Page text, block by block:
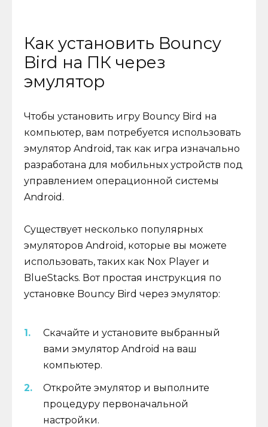
Как установить Bouncy
Bird на ПК через
эмулятор
Чтобы установить игру Bouncy Bird на
компьютер, вам потребуется использовать
эмулятор Android, так как игра изначально
разработана для мобильных устройств под
управлением операционной системы
Android.
Существует несколько популярных
эмуляторов Android, которые вы можете
использовать, таких как Nox Player и
BlueStacks. Вот простая инструкция по
установке Bouncy Bird через эмулятор:
Скачайте и установите выбранный
вами эмулятор Android на ваш
компьютер.
Откройте эмулятор и выполните
процедуру первоначальной
настройки.